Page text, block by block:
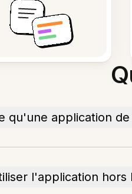
qu'une application
l'application hors